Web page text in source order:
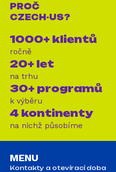
PROČ
CZECH-US?
1000+ klientů
ročně
20+ let
na trhu
30+ programů
k výběru
4 kontinenty
na nichž působíme
MENU
Kontakty a otevírací doba